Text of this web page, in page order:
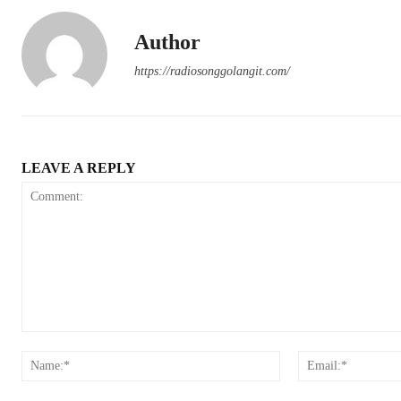
Author
https://radiosonggolangit.com/
LEAVE A REPLY
Name:*